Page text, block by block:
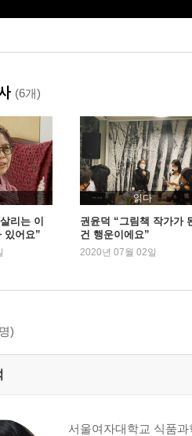
(6개)
리는 이
있어요”
읽다
권윤덕 “그림책 작가가
건 행운이에요”
2020년 07월 02일
)
서울여자대학교 식품